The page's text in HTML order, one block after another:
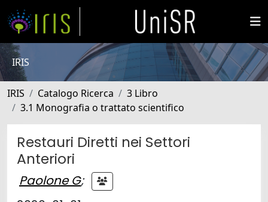
IRIS
IRIS Catalogo Ricerca
3 Libro
3.1 Monografia o trattato scientifico
Restauri Diretti nei Settori
Anteriori
Paolone G;